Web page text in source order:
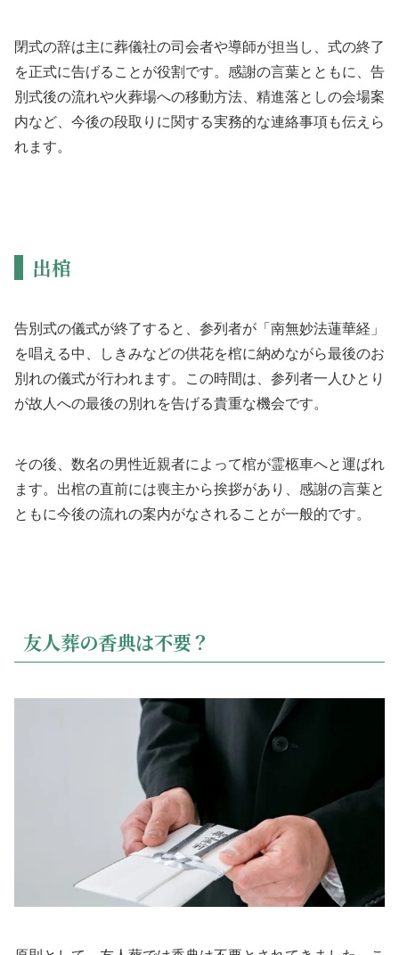
閉式の辞は主に葬儀社の司会者や導師が担当し、式の終了
を正式に告げることが役割です。感謝の言葉とともに、告
別式後の流れや火葬場への移動方法、精進落としの会場案
内など、今後の段取りに関する実務的な連絡事項も伝えら
れます。
出棺
告別式の儀式が終了すると、参列者が「南無妙法蓮華経」
を唱える中、しきみなどの供花を棺に納めながら最後のお
別れの儀式が行われます。この時間は、参列者一人ひとり
が故人への最後の別れを告げる貴重な機会です。
その後、数名の男性近親者によって棺が霊柩車へと運ばれ
ます。出棺の直前には喪主から挨拶があり、感謝の言葉と
ともに今後の流れの案内がなされることが一般的です。
友人葬の香典は不要？